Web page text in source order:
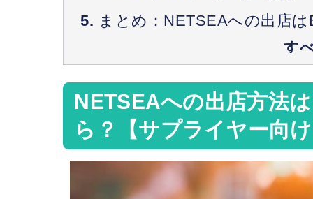
まとめ：NETSEAへの出店
NETSEAへの出店方法
ら？【サプライヤー向